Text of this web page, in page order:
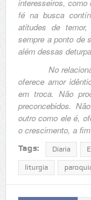
interesseiros,
fé na busca
atitudes de
sempre a ponto de
além dessas
No
oferece amor
em troca. Não
preconcebidos.
outro como ele é,
o crescimento, a
Tags: Diaria
liturgia